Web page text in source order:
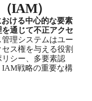
IAM）
ける中心的な要素
通じて不正アクセ
理システムはユー
ス権を与える役割
シー、多要素認
戦略の重要な構